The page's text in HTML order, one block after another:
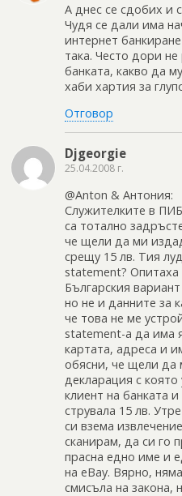
А днес се сдобих и
Чудя се дали има
интернет
така. Често дори
банката, какво да
хаби хартия за
Отговор
Djgeorgie
25.04.2008 г.
@Anton & Антония:
Служителките в
са тотално
че щели да ми
срещу 15 лв. Тия
statement?
Българския
но не и данните за
че това не ме
statement-а да има
картата, адреса и
обясни, че щели да
декларация с
клиент на банката
струвала 15 лв.
си взема
сканирам, да си го
прасна едно име и
на eBay. Вярно,
смисъла на закона,